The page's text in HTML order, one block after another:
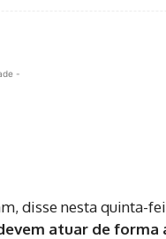
-
disse nesta quinta-
atuar de forma